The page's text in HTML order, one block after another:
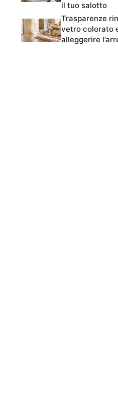
il tuo salotto
Trasparenze
vetro colorato
alleggerire